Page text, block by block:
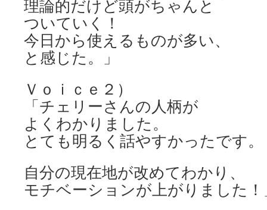
理論的だけど頭がちゃんと
ついていく！
今日から使えるものが多い、
と感じた。」
Ｖｏｉｃｅ２）
「チェリーさんの人柄が
よくわかりました。
とても明るく話やすかったです。
自分の現在地が改めてわかり、
モチベーションが上がりました！